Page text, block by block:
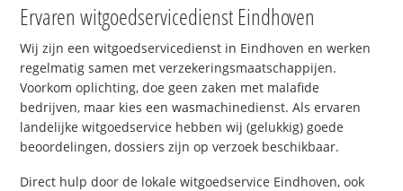
Ervaren witgoedservicedienst Eindhoven
Wij zijn een witgoedservicedienst in Eindhoven en werken
regelmatig samen met verzekeringsmaatschappijen.
Voorkom oplichting, doe geen zaken met malafide
bedrijven, maar kies een wasmachinedienst. Als ervaren
landelijke witgoedservice hebben wij (gelukkig) goede
beoordelingen, dossiers zijn op verzoek beschikbaar.
Direct hulp door de lokale witgoedservice Eindhoven, ook